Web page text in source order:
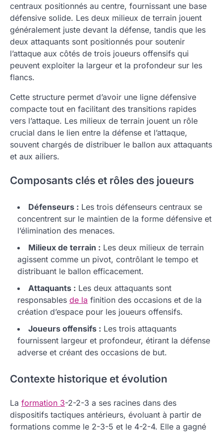
centraux positionnés au centre, fournissant une base
défensive solide. Les deux milieux de terrain jouent
généralement juste devant la défense, tandis que les
deux attaquants sont positionnés pour soutenir
l’attaque aux côtés de trois joueurs offensifs qui
peuvent exploiter la largeur et la profondeur sur les
flancs.
Cette structure permet d’avoir une ligne défensive
compacte tout en facilitant des transitions rapides
vers l’attaque. Les milieux de terrain jouent un rôle
crucial dans le lien entre la défense et l’attaque,
souvent chargés de distribuer le ballon aux attaquants
et aux ailiers.
Composants clés et rôles des joueurs
Défenseurs : Les trois défenseurs centraux se
concentrent sur le maintien de la forme défensive et
l’élimination des menaces.
Milieux de terrain : Les deux milieux de terrain
agissent comme un pivot, contrôlant le tempo et
distribuant le ballon efficacement.
Attaquants : Les deux attaquants sont
responsables de la finition des occasions et de la
création d’espace pour les joueurs offensifs.
Joueurs offensifs : Les trois attaquants
fournissent largeur et profondeur, étirant la défense
adverse et créant des occasions de but.
Contexte historique et évolution
La formation 3-2-2-3 a ses racines dans des
dispositifs tactiques antérieurs, évoluant à partir de
formations comme le 2-3-5 et le 4-2-4. Elle a gagné